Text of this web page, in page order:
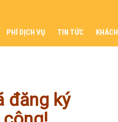
PHÍ DỊCH VỤ TIN TỨC
đăng ký